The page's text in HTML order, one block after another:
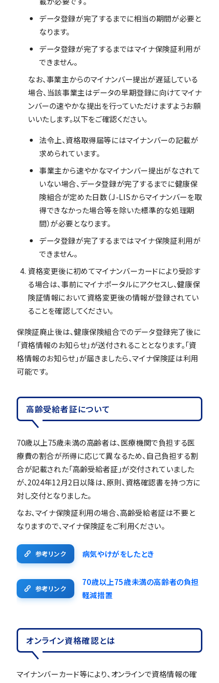
データ登録が完了するまでに相当の期間が必要と
なります。
データ登録が完了するまではマイナ保険証利用が
できません。
なお、事業主からのマイナンバー提出が遅延している
場合、当該事業主はデータの早期登録に向けてマイナ
ンバーの速やかな提出を行っていただけますようお願
いいたします。以下をご確認ください。
法令上、資格取得届等にはマイナンバーの記載が
求められています。
事業主から速やかなマイナンバー提出がなされて
いない場合、データ登録が完了するまでに健康保
険組合が定めた日数（J-LISからマイナンバーを取
得できなかった場合等を除いた標準的な処理期
間）が必要となります。
データ登録が完了するまではマイナ保険証利用が
できません。
資格変更後に初めてマイナンバーカードにより受診す
る場合は、事前にマイナポータルにアクセスし、健康保
険証情報において資格変更後の情報が登録されてい
ることを確認してください。
保険証廃止後は、健康保険組合でのデータ登録完了後に
「資格情報のお知らせ」が送付されることとなります。「資
格情報のお知らせ」が届きましたら、マイナ保険証は利用
可能です。
高齢受給者証について
70歳以上75歳未満の高齢者は、医療機関で負担する医
療費の割合が所得に応じて異なるため、自己負担する割
合が記載された「高齢受給者証」が交付されていました
が、2024年12月2日以降は、原則、資格確認書を持つ方に
対し交付となりました。
なお、マイナ保険証利用の場合、高齢受給者証は不要と
なりますので、マイナ保険証をご利用ください。
参考リンク 病気やけがをしたとき
参考リンク
70歳以上75歳未満の高齢者の負担
軽減措置
オンライン資格確認とは
マイナンバーカード等により、オンラインで資格情報の確